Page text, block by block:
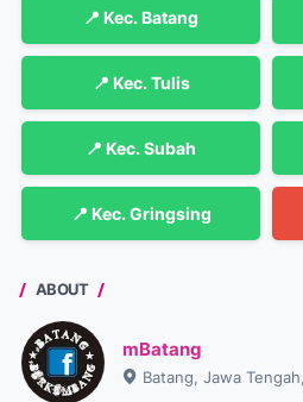
📍 Kec. Batang
📍 Kec. Tulis
📍 Kec. Subah
📍 Kec. Gringsing
ABOUT
mBatang
Batang, Jawa